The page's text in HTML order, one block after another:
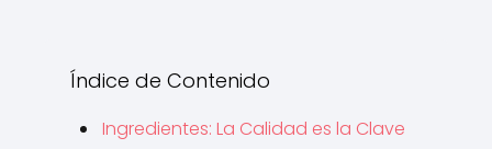
Índice de Contenido
Ingredientes: La Calidad es la Clave